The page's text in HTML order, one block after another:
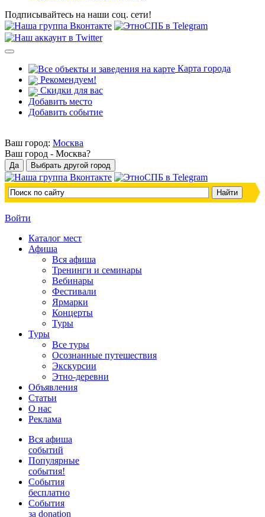
Подписывайтесь на наши соц. сети!
Карта города
Рекомендуем!
Скидки для вас
Добавить место
Добавить событие
Ваш город: Москва
Ваш город - Москва?
Войти
Каталог мест
Афиша
Вся афиша
Тренинги и семинары
Вебинары
Фестивали
Ярмарки
Концерты
Туры
Туры
Все туры
Осознанные путешествия
Экскурсии
Этно-деревни
Объявления
Статьи
О нас
Реклама
Вся афиша
событий
Популярные
события!
События
бесплатно
События
за donation